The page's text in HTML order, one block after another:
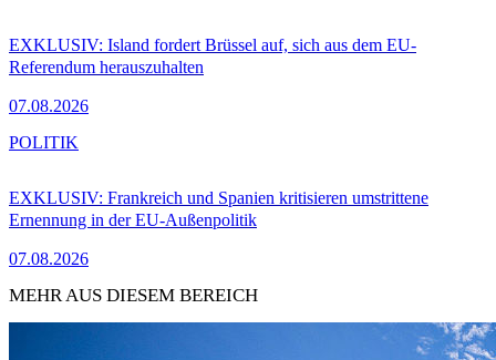
EXKLUSIV: Island fordert Brüssel auf, sich aus dem EU-
Referendum herauszuhalten
07.08.2026
EXKLUSIV: Frankreich und Spanien kritisieren umstrittene
Ernennung in der EU-Außenpolitik
07.08.2026
POLITIK
MEHR AUS DIESEM BEREICH